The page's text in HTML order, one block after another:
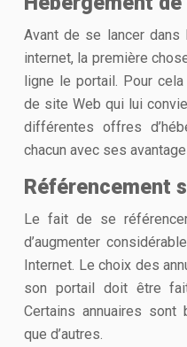
Avant de se lancer
internet, la première
ligne le portail. Pour
de site Web qui lui
différentes offres
chacun avec ses
Référencement
Le fait de se
d’augmenter
Internet. Le choix des
son portail doit être fait
Certains annuaires sont
que d’autres.